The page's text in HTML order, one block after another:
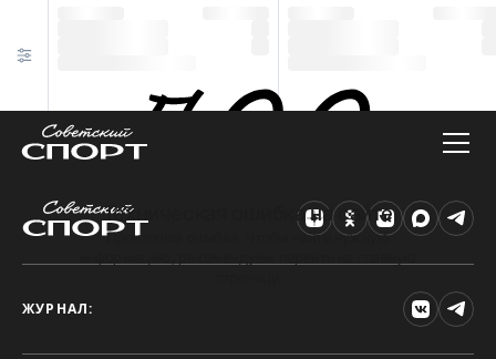
Техническая ошибка на сайте
Произошла ошибка. Чтобы найти нужную
ЖУРНАЛ: